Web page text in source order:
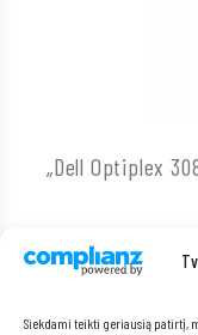
Siekdami teikti geriausią patirtį,
„Dell Optiplex